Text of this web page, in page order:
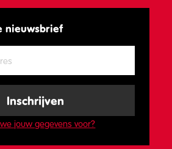
nieuwsbrief
jouw gegevens voor?